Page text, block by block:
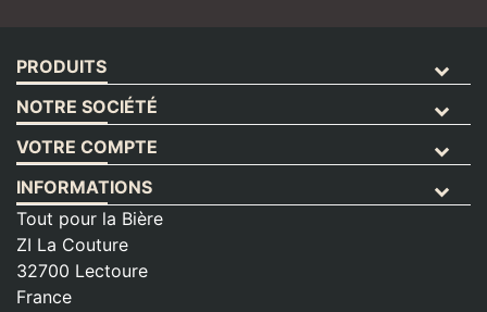
PRODUITS
NOTRE SOCIÉTÉ
VOTRE COMPTE
INFORMATIONS
Tout pour la Bière
ZI La Couture
32700 Lectoure
France